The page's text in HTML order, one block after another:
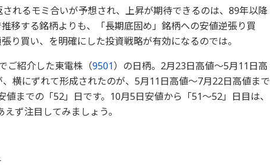
れるモミ合いが予想され、上昇が期待できるのは、89年以降
移する銘柄よりも、「長期底固め」銘柄への安値逆張り買
り買い、を明確にした投資戦略が有効になるのでは。
ご紹介した東電株（9501）の日柄。2月23日高値～5月11日高
横にずれて形成されたのが、5月11日高値～7月22日高値まで
までの「52」日です。10月5日安値から「51～52」日目は、
ず注目してみましょう。